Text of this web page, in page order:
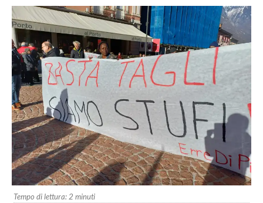
Tempo di lettura: 2 minuti